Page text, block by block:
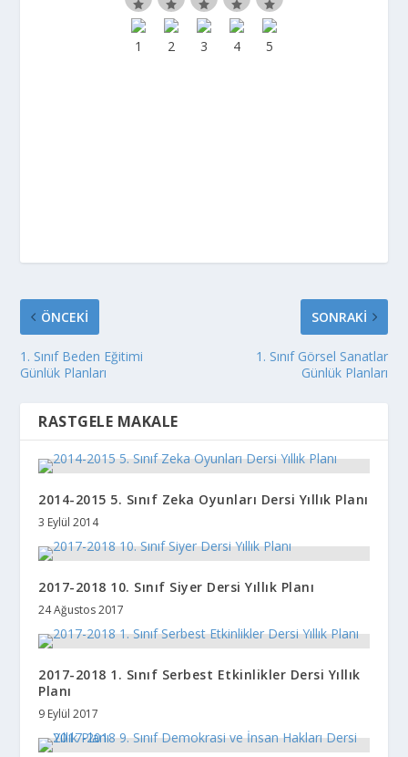
ÖNCEKI
1. Sınıf Beden Eğitimi
Günlük Planları
SONRAKI
1. Sınıf Görsel Sanatlar
Günlük Planları
RASTGELE MAKALE
2014-2015 5. Sınıf Zeka Oyunları Dersi Yıllık Planı
3 Eylül 2014
2017-2018 10. Sınıf Siyer Dersi Yıllık Planı
24 Ağustos 2017
2017-2018 1. Sınıf Serbest Etkinlikler Dersi Yıllık
Planı
9 Eylül 2017